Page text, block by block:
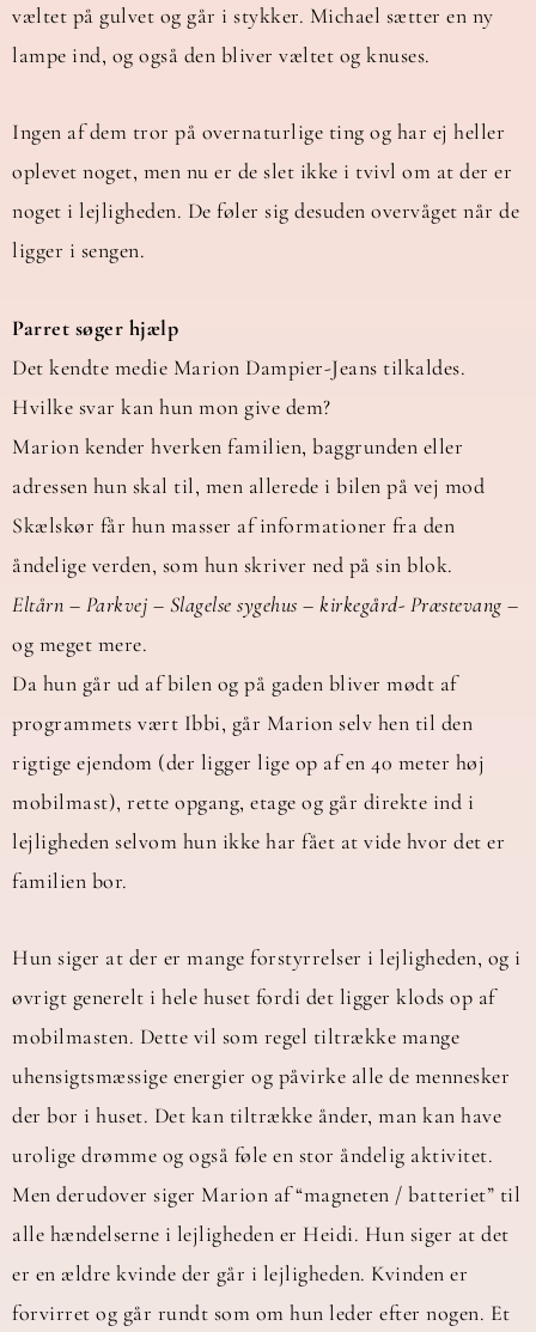
væltet på gulvet og går i stykker. Michael sætter en ny
lampe ind, og også den bliver væltet og knuses.
Ingen af dem tror på overnaturlige ting og har ej heller
oplevet noget, men nu er de slet ikke i tvivl om at der er
noget i lejligheden. De føler sig desuden overvåget når de
ligger i sengen.
Parret søger hjælp
Det kendte medie Marion Dampier-Jeans tilkaldes.
Hvilke svar kan hun mon give dem?
Marion kender hverken familien, baggrunden eller
adressen hun skal til, men allerede i bilen på vej mod
Skælskør får hun masser af informationer fra den
åndelige verden, som hun skriver ned på sin blok.
Eltårn – Parkvej – Slagelse sygehus – kirkegård- Præstevang –
og meget mere.
Da hun går ud af bilen og på gaden bliver mødt af
programmets vært Ibbi, går Marion selv hen til den
rigtige ejendom (der ligger lige op af en 40 meter høj
mobilmast), rette opgang, etage og går direkte ind i
lejligheden selvom hun ikke har fået at vide hvor det er
familien bor.
Hun siger at der er mange forstyrrelser i lejligheden, og i
øvrigt generelt i hele huset fordi det ligger klods op af
mobilmasten. Dette vil som regel tiltrække mange
uhensigtsmæssige energier og påvirke alle de mennesker
der bor i huset. Det kan tiltrække ånder, man kan have
urolige drømme og også føle en stor åndelig aktivitet.
Men derudover siger Marion af “magneten / batteriet” til
alle hændelserne i lejligheden er Heidi. Hun siger at det
er en ældre kvinde der går i lejligheden. Kvinden er
forvirret og går rundt som om hun leder efter nogen. Et